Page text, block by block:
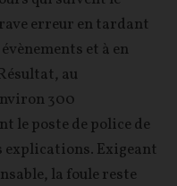
erreur en tardant
et à en
au
300
le poste de police de
explications. Exigeant
la foule reste